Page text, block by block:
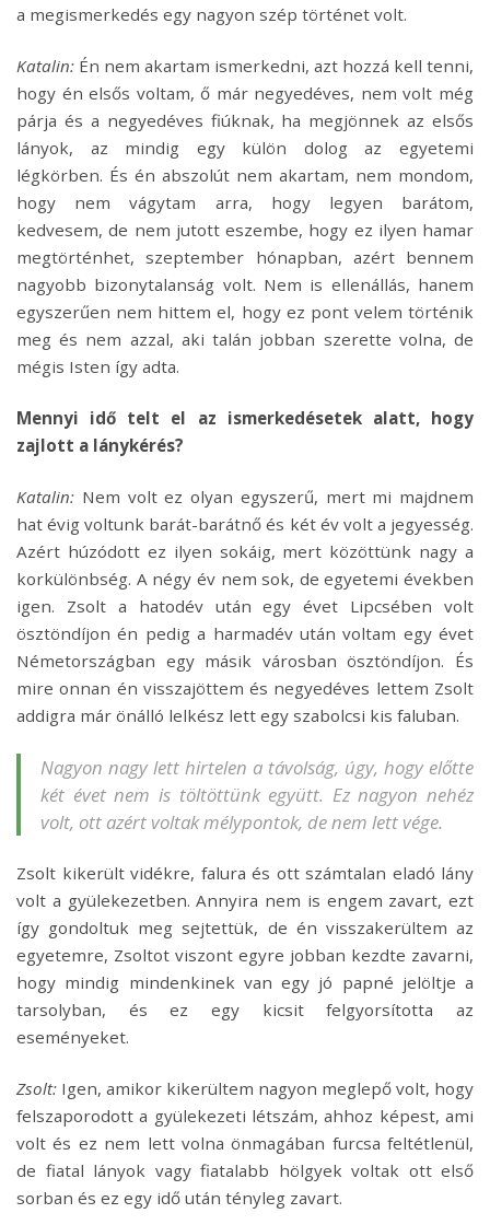
a megismerkedés egy nagyon szép történet volt.
Katalin: Én nem akartam ismerkedni, azt hozzá kell tenni,
hogy én elsős voltam, ő már negyedéves, nem volt még
párja és a negyedéves fiúknak, ha megjönnek az elsős
lányok, az mindig egy külön dolog az egyetemi
légkörben. És én abszolút nem akartam, nem mondom,
hogy nem vágytam arra, hogy legyen barátom,
kedvesem, de nem jutott eszembe, hogy ez ilyen hamar
megtörténhet, szeptember hónapban, azért bennem
nagyobb bizonytalanság volt. Nem is ellenállás, hanem
egyszerűen nem hittem el, hogy ez pont velem történik
meg és nem azzal, aki talán jobban szerette volna, de
mégis Isten így adta.
Mennyi idő telt el az ismerkedésetek alatt, hogy
zajlott a lánykérés?
Katalin: Nem volt ez olyan egyszerű, mert mi majdnem
hat évig voltunk barát-barátnő és két év volt a jegyesség.
Azért húzódott ez ilyen sokáig, mert közöttünk nagy a
korkülönbség. A négy év nem sok, de egyetemi években
igen. Zsolt a hatodév után egy évet Lipcsében volt
ösztöndíjon én pedig a harmadév után voltam egy évet
Németországban egy másik városban ösztöndíjon. És
mire onnan én visszajöttem és negyedéves lettem Zsolt
addigra már önálló lelkész lett egy szabolcsi kis faluban.
Nagyon nagy lett hirtelen a távolság, úgy, hogy előtte
két évet nem is töltöttünk együtt. Ez nagyon nehéz
volt, ott azért voltak mélypontok, de nem lett vége.
Zsolt kikerült vidékre, falura és ott számtalan eladó lány
volt a gyülekezetben. Annyira nem is engem zavart, ezt
így gondoltuk meg sejtettük, de én visszakerültem az
egyetemre, Zsoltot viszont egyre jobban kezdte zavarni,
hogy mindig mindenkinek van egy jó papné jelöltje a
tarsolyban, és ez egy kicsit felgyorsította az
eseményeket.
Zsolt: Igen, amikor kikerültem nagyon meglepő volt, hogy
felszaporodott a gyülekezeti létszám, ahhoz képest, ami
volt és ez nem lett volna önmagában furcsa feltétlenül,
de fiatal lányok vagy fiatalabb hölgyek voltak ott első
sorban és ez egy idő után tényleg zavart.